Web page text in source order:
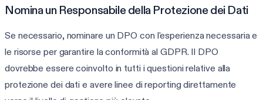
Nomina un Responsabile della Protezione dei Dati
Se necessario, nominare un DPO con l'esperienza necessaria e
le risorse per garantire la conformità al GDPR. Il DPO
dovrebbe essere coinvolto in tutti i questioni relative alla
protezione dei dati e avere linee di reporting direttamente